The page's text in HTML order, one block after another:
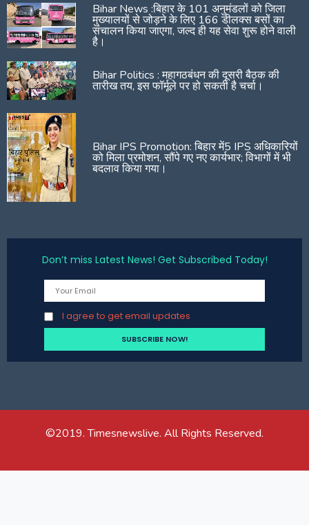
Bihar News :बिहार के 101 अनुमंडलों को जिला
मुख्यालयों से जोड़ने के लिए 166 डीलक्स बसों का
संचालन किया जाएगा, जल्द ही यह सेवा शुरू होने वाली
है।
Bihar Politics : महागठबंधन की दूसरी बैठक की
तारीख तय, इस फॉर्मूले पर हो सकती है चर्चा।
Bihar IPS Promotion: बिहार में5 IPS अधिकारियों
को मिला प्रमोशन, सौंपे गए नए कार्यभार; विभागों में भी
बदलाव किया गया।
Don’t miss Latest News! Get Subscribed Today!
I agree to get email updates
©2019. Timesnewslive. All Rights Reserved.